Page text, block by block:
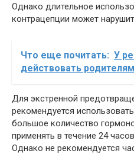
Однако длительное
контрацепции может
Что еще почитать: У
действовать родителям
Для экстренной
рекомендуется
большое количество
применять в течение 24
Однако не рекомендуется